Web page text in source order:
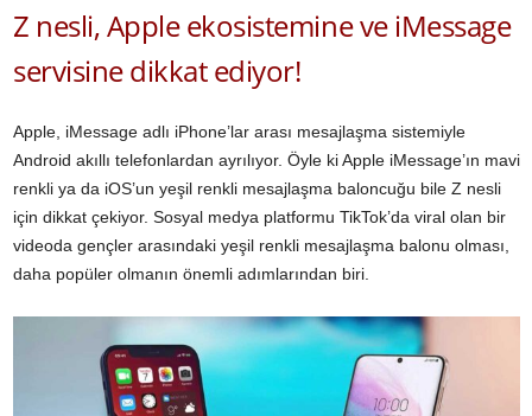
Z nesli, Apple ekosistemine ve iMessage
servisine dikkat ediyor!
Apple, iMessage adlı iPhone’lar arası mesajlaşma sistemiyle
Android akıllı telefonlardan ayrılıyor. Öyle ki Apple iMessage’ın mavi
renkli ya da iOS’un yeşil renkli mesajlaşma baloncuğu bile Z nesli
için dikkat çekiyor. Sosyal medya platformu TikTok’da viral olan bir
videoda gençler arasındaki yeşil renkli mesajlaşma balonu olması,
daha popüler olmanın önemli adımlarından biri.